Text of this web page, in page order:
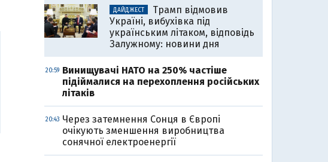
ДАЙДЖЕСТ
Трамп відмовив
Україні, вибухівка під
українським літаком, відповідь
Залужному: новини дня
20:59 Винищувачі НАТО на 250% частіше
підіймалися на перехоплення російських
літаків
20:43 Через затемнення Сонця в Європі
очікують зменшення виробництва
сонячної електроенергії